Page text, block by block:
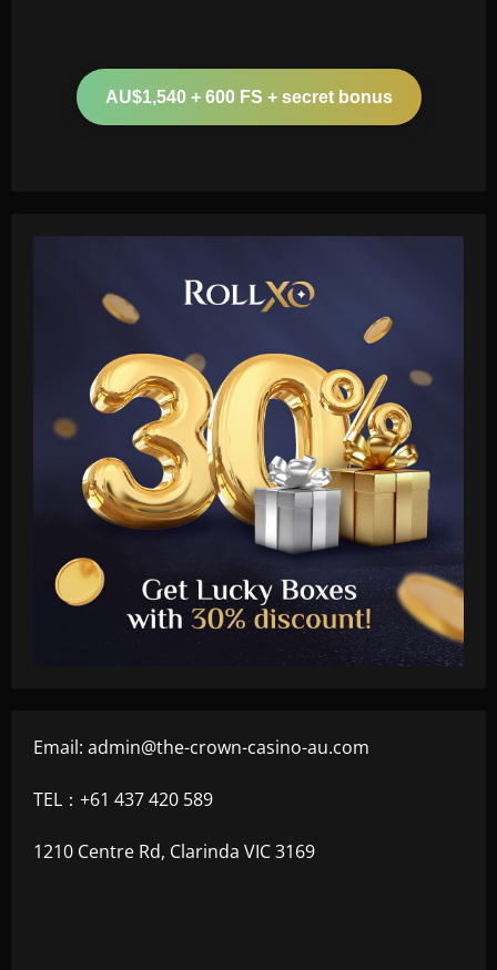
AU$1,540 + 600 FS + secret bonus
Email: admin@the-crown-casino-au.com
TEL：+61 437 420 589
1210 Centre Rd, Clarinda VIC 3169